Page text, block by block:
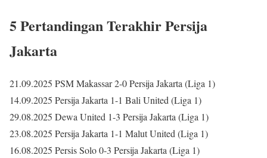
5 Pertandingan Terakhir Persija
Jakarta
21.09.2025 PSM Makassar 2-0 Persija Jakarta (Liga 1)
14.09.2025 Persija Jakarta 1-1 Bali United (Liga 1)
29.08.2025 Dewa United 1-3 Persija Jakarta (Liga 1)
23.08.2025 Persija Jakarta 1-1 Malut United (Liga 1)
16.08.2025 Persis Solo 0-3 Persija Jakarta (Liga 1)